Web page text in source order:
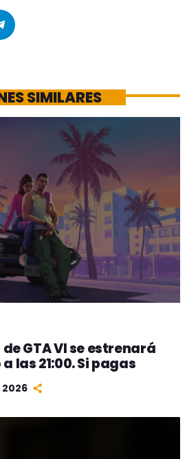
SIMILARES
GTA VI se estrenará
las 21:00. Si pagas
2026